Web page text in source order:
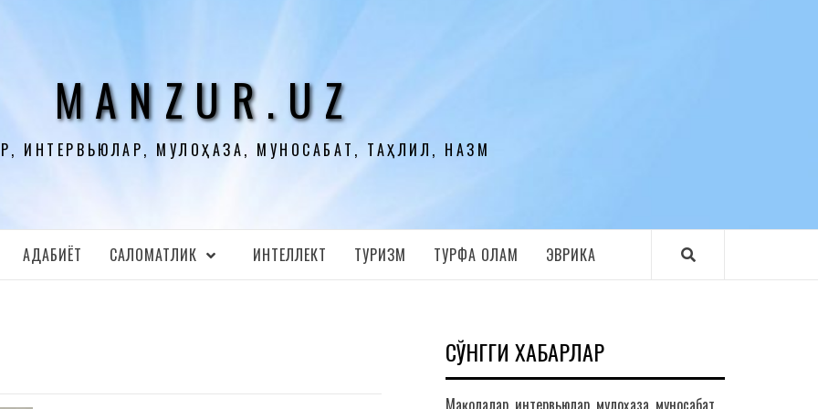
MANZUR.UZ
ИНТЕРВЬЮЛАР, МУЛОҲАЗА, МУНОСАБАТ, ТАҲЛИЛ, НАЗМ
АДАБИЁТ CАЛОМАТЛИК ИНТЕЛЛЕКТ ТУРИЗМ ТУРФА ОЛАМ ЭВРИКА
СЎНГГИ ХАБАРЛАР
Мақолалар, интервьюлар, мулоҳаза, муносабат,